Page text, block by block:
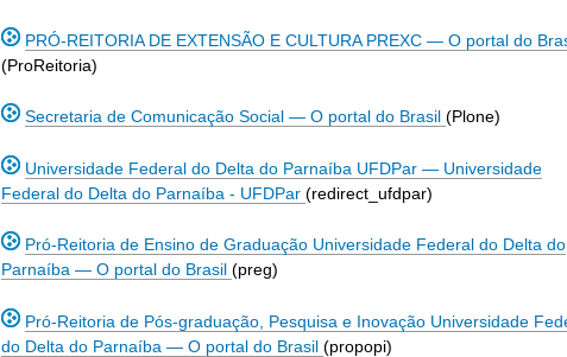
PRÓ-REITORIA DE EXTENSÃO E CULTURA PREXC — O portal do
(ProReitoria)
Secretaria de Comunicação Social — O portal do Brasil (Plone)
Universidade Federal do Delta do Parnaíba UFDPar — Universidade
Federal do Delta do Parnaíba - UFDPar (redirect_ufdpar)
Pró-Reitoria de Ensino de Graduação Universidade Federal do Delta do
Parnaíba — O portal do Brasil (preg)
Pró-Reitoria de Pós-graduação, Pesquisa e Inovação Universidade
do Delta do Parnaíba — O portal do Brasil (propopi)